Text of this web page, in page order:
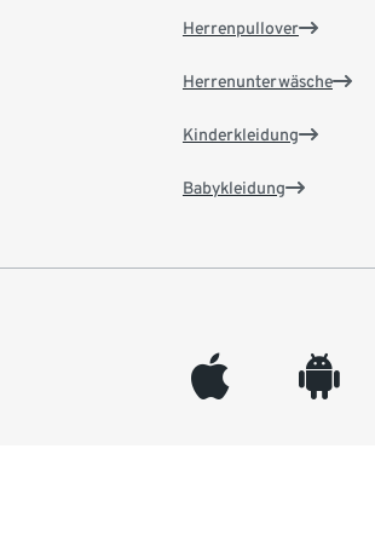
Herrenpullover
Herrenunterwäsche
Kinderkleidung
Babykleidung
appleinc android